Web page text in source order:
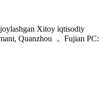
Xitoy iqtisodiy
Quanzhou ， Fujian PC: